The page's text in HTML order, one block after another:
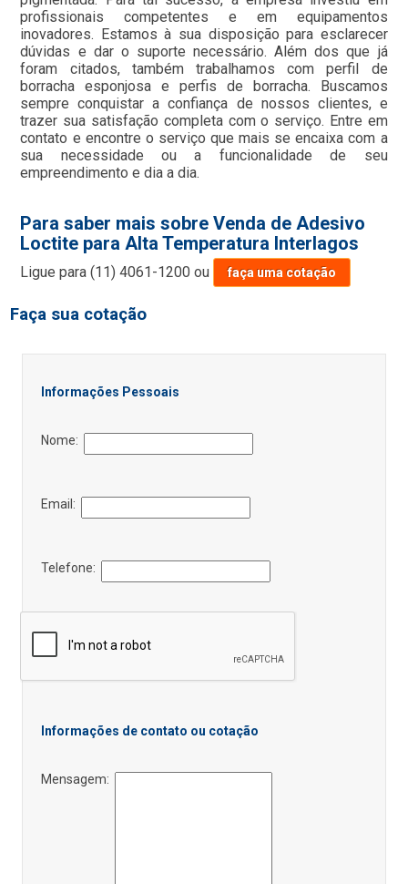
profissionais competentes e em equipamentos
inovadores. Estamos à sua disposição para esclarecer
dúvidas e dar o suporte necessário. Além dos que já
foram citados, também trabalhamos com perfil de
borracha esponjosa e perfis de borracha. Buscamos
sempre conquistar a confiança de nossos clientes, e
trazer sua satisfação completa com o serviço. Entre em
contato e encontre o serviço que mais se encaixa com a
sua necessidade ou a funcionalidade de seu
empreendimento e dia a dia.
Para saber mais sobre Venda de Adesivo
Loctite para Alta Temperatura Interlagos
Ligue para(11) 4061-1200 ou faça uma cotação
Faça sua cotação
Informações Pessoais
Nome:
Email:
Telefone:
Informações de contato ou cotação
Mensagem: